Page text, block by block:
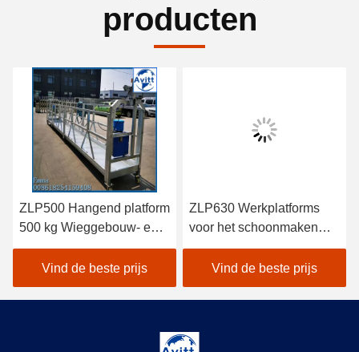
producten
ZLP500 Hangend platform
500 kg Wieggebouw- en
raamreinigingsmachine
met veiligheidsslot
Vind de beste prijs
ZLP630 Werkplatforms
voor het schoonmaken
van ramen van
gegalvaniseerd staal
Vind de beste prijs